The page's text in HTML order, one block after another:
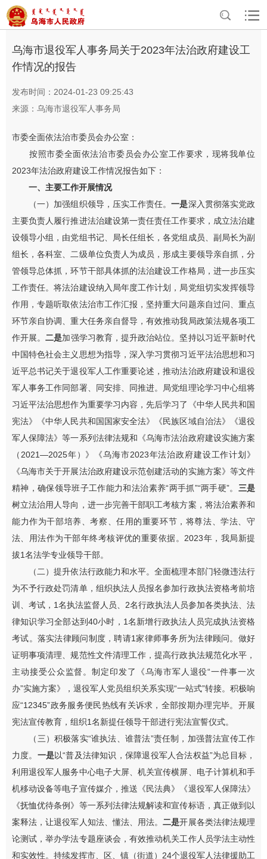
首页>政务公开 > 基本信息公开
乌海市退役军人事务局关于2023年法治政府建设工
作情况的报告
发布时间：2024-01-23 09:25:43
来源：乌海市退役军人事务局
市委全面依法治市委员会办公室：
按照市委全面依法治市委员会办公室工作要求，现将我单位
2023年法治政府建设工作情况报告如下：
一、主要工作开展情况
（一）加强组织领导，压实工作责任。一是深入贯彻落实党政
主要负责人履行推进法治建设第一责任责任工作要求，成立法治建
设领导小组，由党组书记、局长任组长，各党组成员、副局长为副
组长，各科室、二级单位负责人为成员，形成主要领导亲自抓，分
管领导总体抓，环节干部具体抓的法治建设工作格局，进一步压实
工作责任。将法治建设纳入局年度工作计划，局党组切实发挥领导
作用，专题听取依法治市工作汇报，坚持重大问题亲自过问、重点
环节亲自协调、重大任务亲自督导，有效推动我局政策法规各项工
作开展。二是加强学习教育，提升政治站位。坚持以习近平新时代
中国特色社会主义思想为指导，深入学习贯彻习近平法治思想和习
近平总书记关于退役军人工作重要论述，推动法治政府建设和退役
军人事务工作同部署、同安排、同推进。局党组理论学习中心组将
习近平法治思想作为重要学习内容，先后学习了《中华人民共和国
宪法》《中华人民共和国国家安全法》《民族区域自治法》《退役
军人保障法》等一系列法律法规和《乌海市法治政府建设实施方案
（2021—2025年）》《乌海市2023年法治政府建设工作计划》
《乌海市关于开展法治政府建设示范创建活动的实施方案》等文件
精神，确保领导班子工作能力和法治素养“两手抓”“两手硬”。 三是
树立法治用人导向，进一步完善干部职工考核方案，将法治素养和
能力作为干部培养、考察、任用的重要环节，将尊法、学法、守
法、用法作为干部年终考核评优的重要依据。2023年，我局新提
拔1名法学专业领导干部。
（二）提升依法行政能力和水平。全面梳理本部门轻微违法行
为不予行政处罚清单，组织执法人员报名参加行政执法资格考前培
训、考试，1名执法监督人员、2名行政执法人员参加各类执法、法
律知识学习全部达到40小时，1名新增行政执法人员完成执法资格
考试。落实法律顾问制度，聘请1家律师事务所为法律顾问。做好
证明事项清理、规范性文件清理工作，提高行政执法规范化水平，
主动接受公众监督。制定印发了《乌海市军人退役“一件事一次
办”实施方案》，退役军人党员组织关系实现“一站式”转接。积极响
应“12345”政务服务便民热线有关诉求，全部按期办理完毕。开展
宪法宣传教育，组织1名新提任领导干部进行宪法宣誓仪式。
（三）积极落实“谁执法、谁普法”责任制，加强普法宣传工作
力度。 一是以“普及法律知识，保障退役军人合法权益”为总目标，
利用退役军人服务中心电子大屏、机关宣传横屏、电子计算机和手
机移动设备等电子宣传媒介，推送《民法典》《退役军人保障法》
《抚恤优待条例》等一系列法律法规解读和宣传标语，真正做到以
案释法，让退役军人知法、懂法、用法。二是开展各类法律法规理
论测试，举办学法专题座谈会，有效推动机关工作人员学法主动性
和实效性。持续发挥市、区、镇（街道）24个退役军人法律援助工